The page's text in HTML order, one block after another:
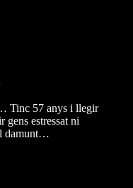
Tinc 57 anys i llegir
gens estressat ni
damunt…